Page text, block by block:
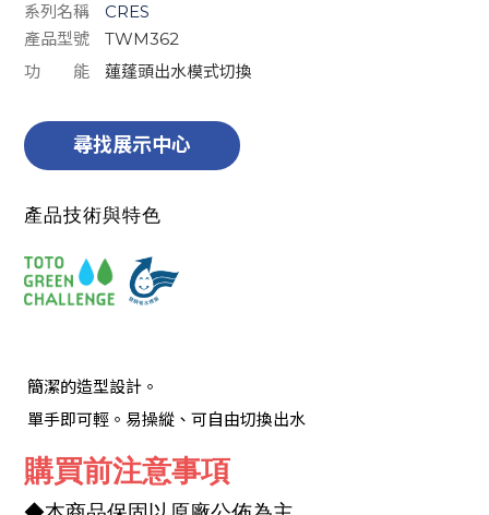
系列名稱
CRES
產品型號
TWM362
功 能
蓮蓬頭出水模式切換
尋找展示中心
產品技術與特色
簡潔的造型設計。
單手即可輕。易操縱、可自由切換出水
購買前注意事項